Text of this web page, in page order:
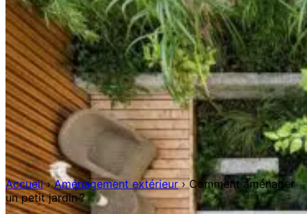
Accueil›Aménagement extérieur›Comment aménager
un petit jardin ?